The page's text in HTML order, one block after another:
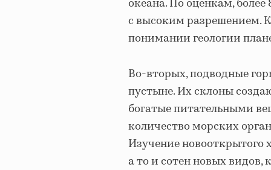
океана. По оценкам,
с высоким разрешением.
понимании геологии
Во-вторых, подводные
пустыне. Их склоны
богатые питательными
количество морских
Изучение новооткрытого
а то и сотен новых